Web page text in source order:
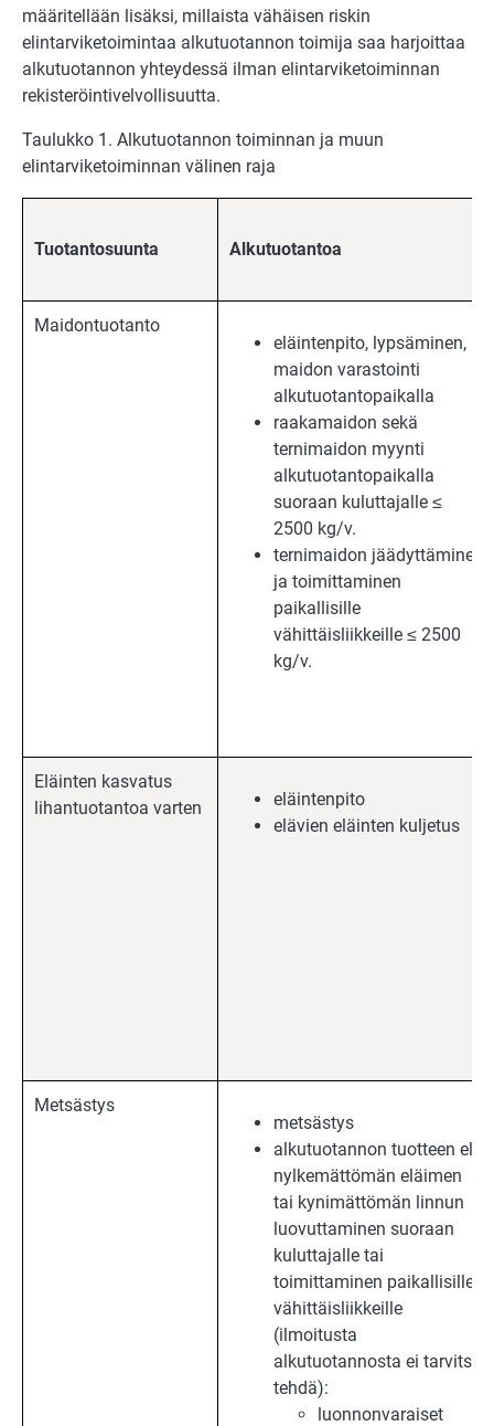
määritellään lisäksi, millaista vähäisen riskin
elintarviketoimintaa alkutuotannon toimija saa harjoittaa
alkutuotannon yhteydessä ilman elintarviketoiminnan
rekisteröintivelvollisuutta.
Taulukko 1. Alkutuotannon toiminnan ja muun
elintarviketoiminnan välinen raja
Tuotantosuunta Alkutuotantoa
Maidontuotanto
eläintenpito, lypsäminen,
maidon varastointi
alkutuotantopaikalla
raakamaidon sekä
ternimaidon myynti
alkutuotantopaikalla
suoraan kuluttajalle ≤
2500 kg/v.
ternimaidon jäädyttäminen
ja toimittaminen
paikallisille
vähittäisliikkeille ≤ 2500
kg/v.
Eläinten kasvatus
lihantuotantoa varten
eläintenpito
elävien eläinten kuljetus
Metsästys
metsästys
alkutuotannon tuotteen eli
nylkemättömän eläimen
tai kynimättömän linnun
luovuttaminen suoraan
kuluttajalle tai
toimittaminen paikallisille
vähittäisliikkeille
(ilmoitusta
alkutuotannosta ei tarvitse
tehdä):
luonnonvaraiset